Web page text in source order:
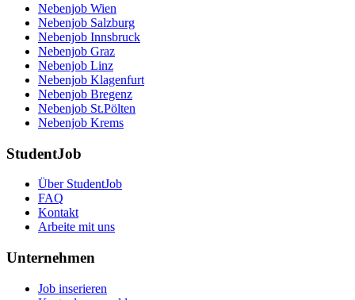
Nebenjob Wien
Nebenjob Salzburg
Nebenjob Innsbruck
Nebenjob Graz
Nebenjob Linz
Nebenjob Klagenfurt
Nebenjob Bregenz
Nebenjob St.Pölten
Nebenjob Krems
StudentJob
Über StudentJob
FAQ
Kontakt
Arbeite mit uns
Unternehmen
Job inserieren